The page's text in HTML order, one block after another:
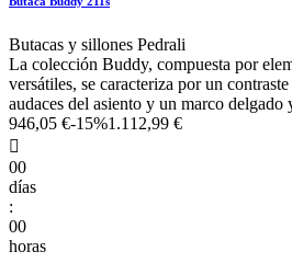
Butacas y sillones Pedrali
La colección Buddy, compuesta por
versátiles, se caracteriza por un
audaces del asiento y un marco delgado
946,05 €-15%1.112,99 €

00
días
:
00
horas